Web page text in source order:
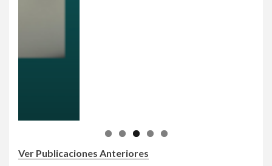
Ver Publicaciones Anteriores